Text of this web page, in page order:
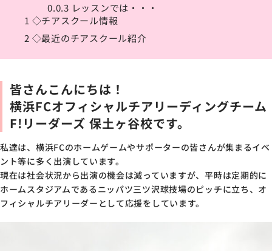
0.0.3 レッスンでは・・・
1 ◇チアスクール情報
2 ◇最近のチアスクール紹介
皆さんこんにちは！
横浜FCオフィシャルチアリーディングチーム
F!リーダーズ 保土ヶ谷校です。
私達は、横浜FCのホームゲームやサポーターの皆さんが集まるイベ
ント等に多く出演しています。
現在は社会状況から出演の機会は減っていますが、平時は定期的に
ホームスタジアムであるニッパツ三ツ沢球技場のピッチに立ち、オ
フィシャルチアリーダーとして応援をしています。